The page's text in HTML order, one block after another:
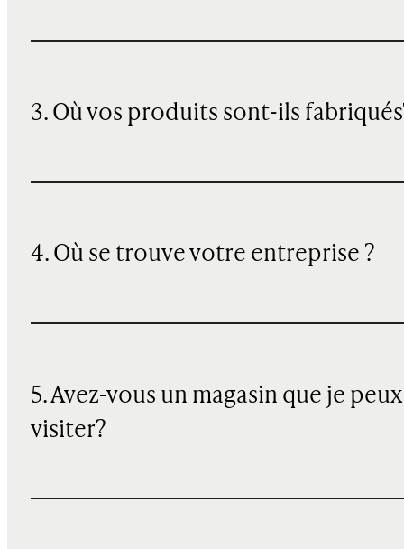
3. Où vos produits sont-ils
4. Où se trouve votre entreprise ?
5. Avez-vous un magasin que je peux
visiter?